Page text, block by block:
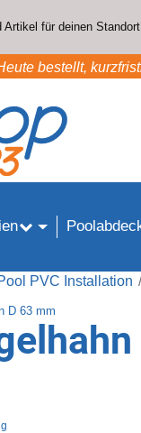
für deinen
bestellt,
PVC Installation